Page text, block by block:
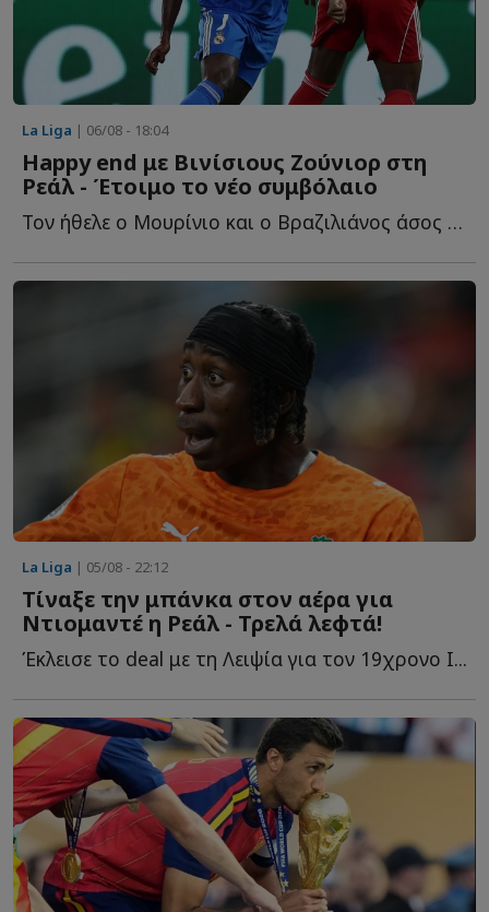
La Liga | 06/08 - 18:04
Happy end με Βινίσιους Ζούνιορ στη
Ρεάλ - Έτοιμο το νέο συμβόλαιο
Τον ήθελε ο Μουρίνιο και ο Βραζιλιάνος άσος τα βρήκε μ...
La Liga | 05/08 - 22:12
Τίναξε την μπάνκα στον αέρα για
Ντιομαντέ η Ρεάλ - Τρελά λεφτά!
Έκλεισε το deal με τη Λειψία για τον 19χρονο Ι...